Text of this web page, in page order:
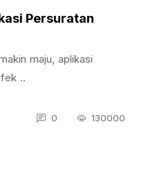
Persuratan
maju, aplikasi
..
0 130000